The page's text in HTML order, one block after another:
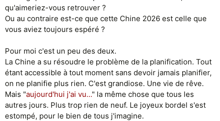
qu'aimeriez-vous retrouver ?
Ou au contraire est-ce que cette Chine 2026 est celle que
vous aviez toujours espéré ?
Pour moi c'est un peu des deux.
La Chine a su résoudre le problème de la planification. Tout
étant accessible à tout moment sans devoir jamais planifier,
on ne planifie plus rien. C'est grandiose. Une vie de rêve.
Mais "aujourd'hui j'ai vu..." la même chose que tous les
autres jours. Plus trop rien de neuf. Le joyeux bordel s'est
estompé, pour le bien de tous j'imagine.